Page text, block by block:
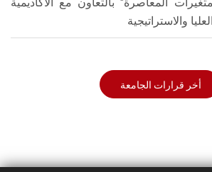
المعاصرة" بالتعاون مع الأكاديمية
والاستراتيجية
أخر قرارات الجامعة